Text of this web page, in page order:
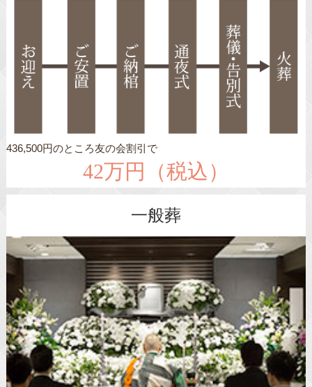
436,500円のところ友の会割引で
42万円（税込）
一般葬